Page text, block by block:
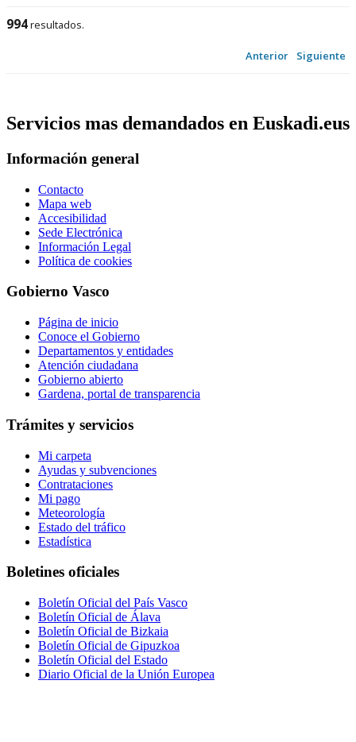
994resultados.
Anterior Siguiente
Servicios mas demandados en Euskadi.eus
Información general
Contacto
Mapa web
Accesibilidad
Sede Electrónica
Información Legal
Política de cookies
Gobierno Vasco
Página de inicio
Conoce el Gobierno
Departamentos y entidades
Atención ciudadana
Gobierno abierto
Gardena, portal de transparencia
Trámites y servicios
Mi carpeta
Ayudas y subvenciones
Contrataciones
Mi pago
Meteorología
Estado del tráfico
Estadística
Boletines oficiales
Boletín Oficial del País Vasco
Boletín Oficial de Álava
Boletín Oficial de Bizkaia
Boletín Oficial de Gipuzkoa
Boletín Oficial del Estado
Diario Oficial de la Unión Europea